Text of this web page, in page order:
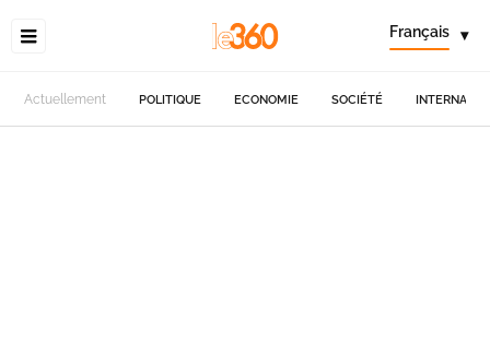
Français ▾
Actuellement POLITIQUE ECONOMIE SOCIÉTÉ